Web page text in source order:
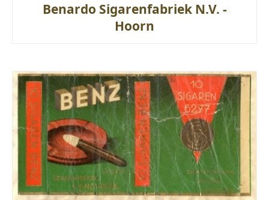
Benardo Sigarenfabriek N.V. -
Hoorn